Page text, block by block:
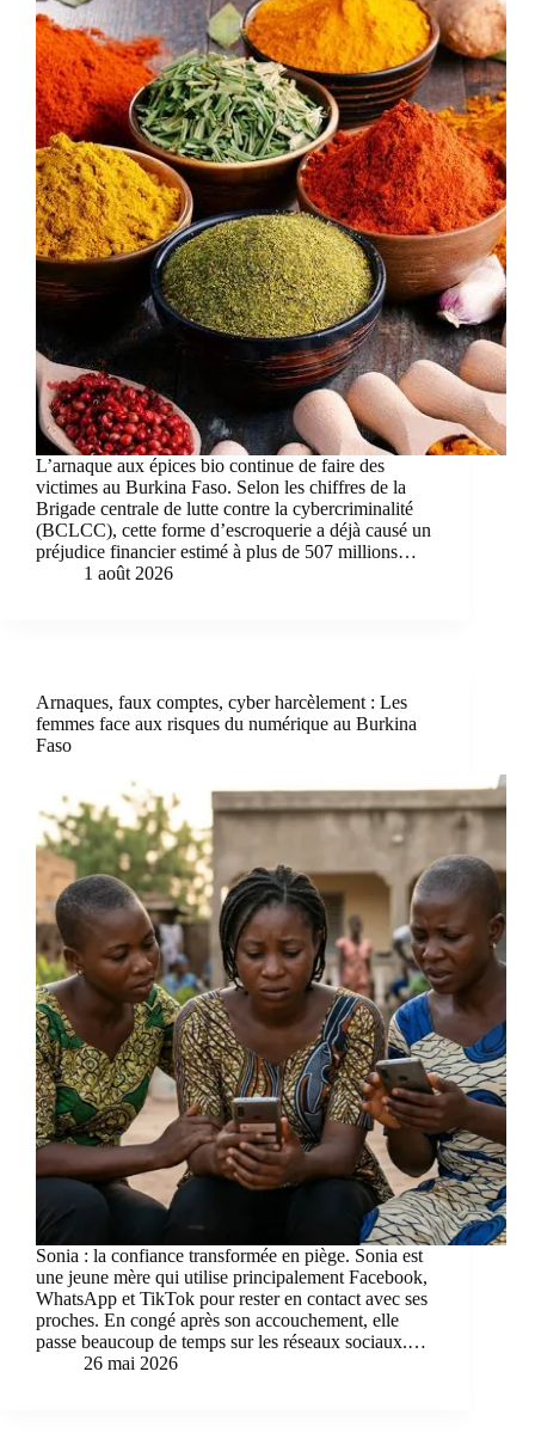
L’arnaque aux épices bio continue de faire des
victimes au Burkina Faso. Selon les chiffres de la
Brigade centrale de lutte contre la cybercriminalité
(BCLCC), cette forme d’escroquerie a déjà causé un
préjudice financier estimé à plus de 507 millions…
1 août 2026
Arnaques, faux comptes, cyber harcèlement : Les
femmes face aux risques du numérique au Burkina
Faso
Sonia : la confiance transformée en piège. Sonia est
une jeune mère qui utilise principalement Facebook,
WhatsApp et TikTok pour rester en contact avec ses
proches. En congé après son accouchement, elle
passe beaucoup de temps sur les réseaux sociaux.…
26 mai 2026